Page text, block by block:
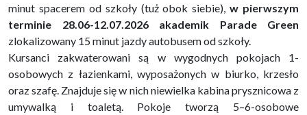
minut spacerem od szkoły (tuż obok siebie),w pierwszym
terminie 28.06-12.07.2026 akademik Parade Green
zlokalizowany 15 minut jazdy autobusem od szkoły.
Kursanci zakwaterowani są w wygodnych pokojach 1-
osobowych z łazienkami, wyposażonych w biurko, krzesło
oraz szafę. Znajduje się w nich niewielka kabina prysznicowa z
umywalką i toaletą. Pokoje tworzą 5–6-osobowe